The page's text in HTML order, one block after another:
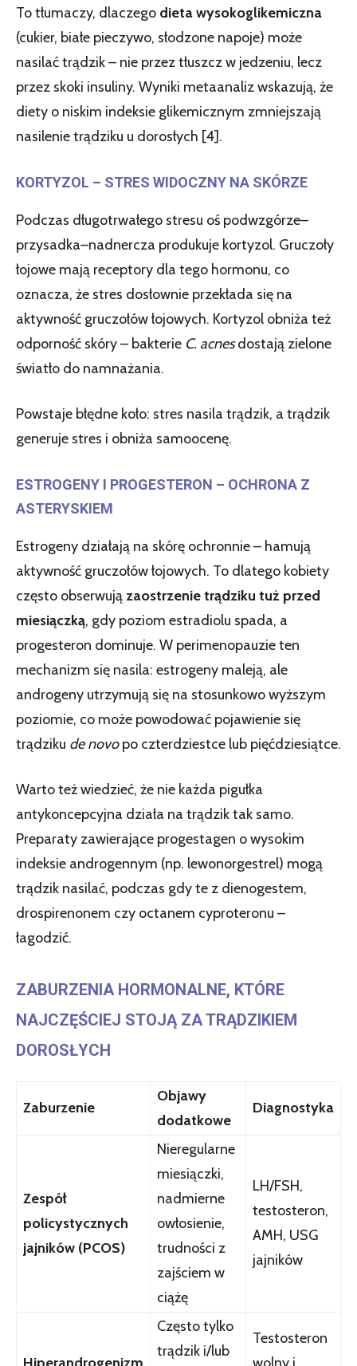
To tłumaczy, dlaczego dieta wysokoglikemiczna
(cukier, białe pieczywo, słodzone napoje) może
nasilać trądzik – nie przez tłuszcz w jedzeniu, lecz
przez skoki insuliny. Wyniki metaanaliz wskazują, że
diety o niskim indeksie glikemicznym zmniejszają
nasilenie trądziku u dorosłych [4].
KORTYZOL – STRES WIDOCZNY NA SKÓRZE
Podczas długotrwałego stresu oś podwzgórze–
przysadka–nadnercza produkuje kortyzol. Gruczoły
łojowe mają receptory dla tego hormonu, co
oznacza, że stres dosłownie przekłada się na
aktywność gruczołów łojowych. Kortyzol obniża też
odporność skóry – bakterie C. acnesdostają zielone
światło do namnażania.
Powstaje błędne koło: stres nasila trądzik, a trądzik
generuje stres i obniża samoocenę.
ESTROGENY I PROGESTERON – OCHRONA Z
ASTERYSKIEM
Estrogeny działają na skórę ochronnie – hamują
aktywność gruczołów łojowych. To dlatego kobiety
często obserwujązaostrzenie trądziku tuż przed
miesiączką, gdy poziom estradiolu spada, a
progesteron dominuje. W perimenopauzie ten
mechanizm się nasila: estrogeny maleją, ale
androgeny utrzymują się na stosunkowo wyższym
poziomie, co może powodować pojawienie się
trądziku de novopo czterdziestce lub pięćdziesiątce.
Warto też wiedzieć, że nie każda pigułka
antykoncepcyjna działa na trądzik tak samo.
Preparaty zawierające progestagen o wysokim
indeksie androgennym (np. lewonorgestrel) mogą
trądzik nasilać, podczas gdy te z dienogestem,
drospirenonem czy octanem cyproteronu –
łagodzić.
ZABURZENIA HORMONALNE, KTÓRE
NAJCZĘŚCIEJ STOJĄ ZA TRĄDZIKIEM
DOROSŁYCH
Zaburzenie
Objawy
dodatkowe
Diagnostyka
Zespół
policystycznych
jajników (PCOS)
Nieregularne
miesiączki,
nadmierne
owłosienie,
trudności z
zajściem w
ciążę
LH/FSH,
testosteron,
AMH, USG
jajników
Często tylko
trądzik i/lub
Testosteron